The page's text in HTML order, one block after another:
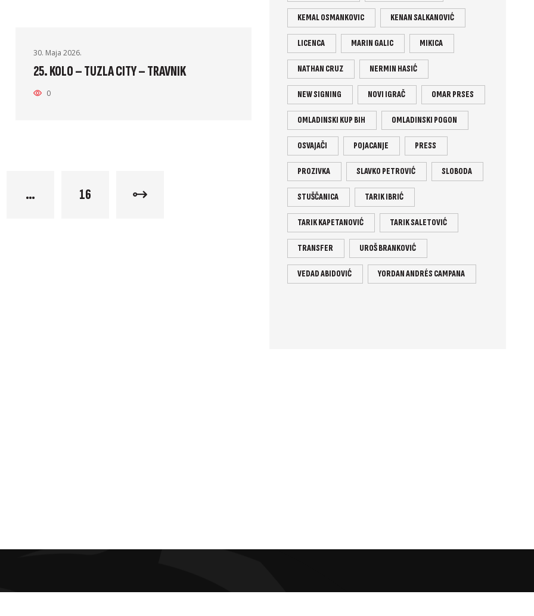
30. Maja 2026.
25. KOLO – TUZLA CITY – TRAVNIK
0
… 16
KEMAL OSMANKOVIC KENAN SALKANOVIĆ
LICENCA MARIN GALIC MIKICA
NATHAN CRUZ NERMIN HASIĆ
NEW SIGNING NOVI IGRAČ OMAR PRSES
OMLADINSKI KUP BIH OMLADINSKI POGON
OSVAJAČI POJACANJE PRESS
PROZIVKA SLAVKO PETROVIĆ SLOBODA
STUŠČANICA TARIK IBRIĆ
TARIK KAPETANOVIĆ TARIK SALETOVIĆ
TRANSFER UROŠ BRANKOVIĆ
VEDAD ABIDOVIĆ YORDAN ANDRÉS CAMPANA